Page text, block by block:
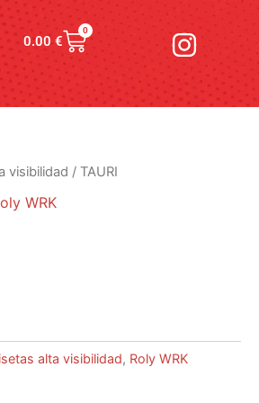
0.00€
0
Carrito
I
n
t
visibilidad / TAURI
WRK
alta visibilidad, Roly WRK